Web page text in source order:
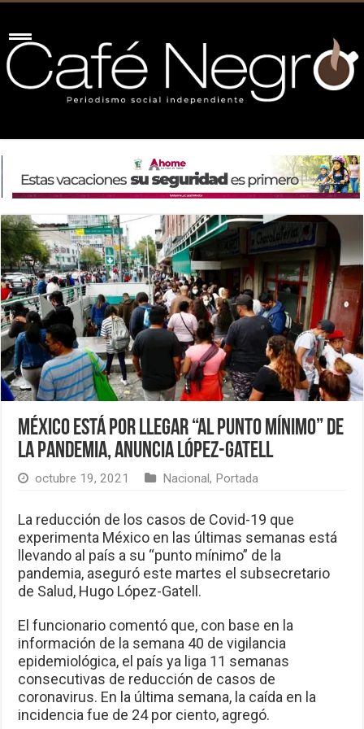
México está por llegar “al punto mínimo” de
la pandemia, anuncia López-Gatell
octubre 19, 2021 Nacional, Portada
La reducción de los casos de Covid-19 que
experimenta México en las últimas semanas está
llevando al país a su “punto mínimo” de la
pandemia, aseguró este martes el subsecretario
de Salud, Hugo López-Gatell.
El funcionario comentó que, con base en la
información de la semana 40 de vigilancia
epidemiológica, el país ya liga 11 semanas
consecutivas de reducción de casos de
coronavirus. En la última semana, la caída en la
incidencia fue de 24 por ciento, agregó.